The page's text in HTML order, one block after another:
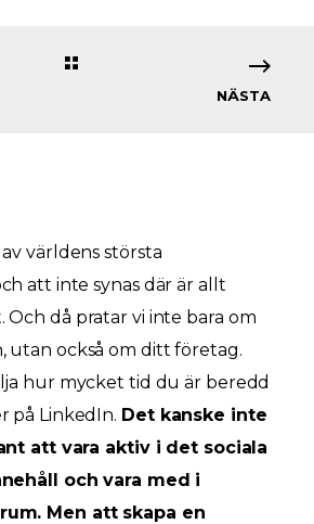
NÄSTA
världens största
att inte synas där är allt
Och då pratar vi inte bara om
utan också om ditt företag.
hur mycket tid du är beredd
på LinkedIn. Det kanske inte
att vara aktiv i det sociala
och vara med i
Men att skapa en